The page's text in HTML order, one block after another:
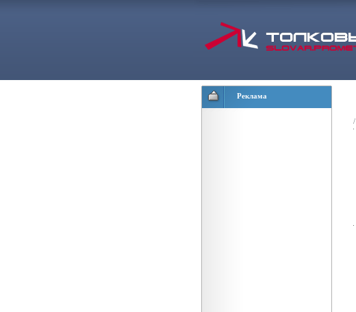
Реклама
/